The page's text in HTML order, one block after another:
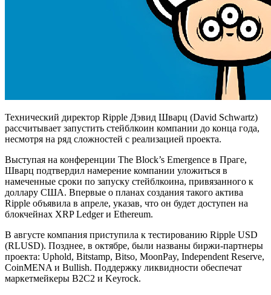
Технический директор Ripple Дэвид Шварц (David Schwartz)
рассчитывает запустить стейблкоин компании до конца года,
несмотря на ряд сложностей с реализацией проекта.
Выступая на конференции The Block’s Emergence в Праге,
Шварц подтвердил намерение компании уложиться в
намеченные сроки по запуску стейблкоина, привязанного к
доллару США. Впервые о планах создания такого актива
Ripple объявила в апреле, указав, что он будет доступен на
блокчейнах XRP Ledger и Ethereum.
В августе компания приступила к тестированию Ripple USD
(RLUSD). Позднее, в октябре, были названы биржи-партнеры
проекта: Uphold, Bitstamp, Bitso, MoonPay, Independent Reserve,
CoinMENA и Bullish. Поддержку ликвидности обеспечат
маркетмейкеры B2C2 и Keyrock.